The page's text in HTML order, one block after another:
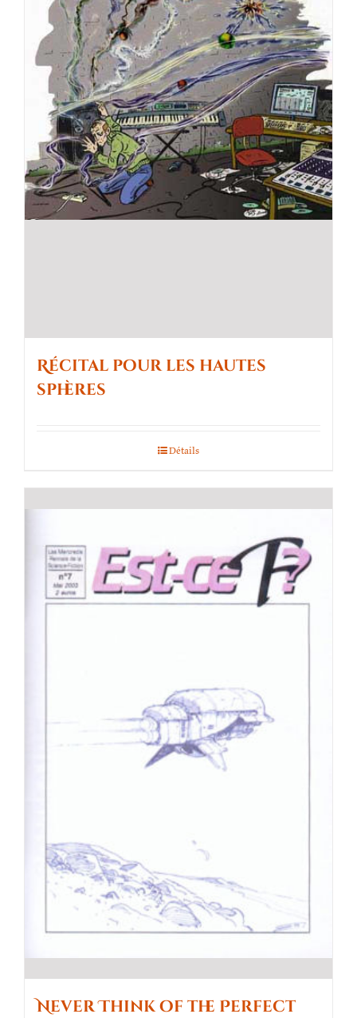
Récital pour les hautes
sphères
Détails
Never Think of the Perfect